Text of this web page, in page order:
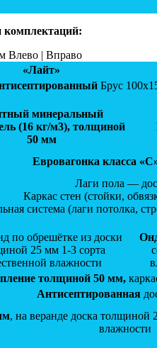
комплектаций:
Влево | Вправо
«Лайт»
Брус
минеральный
(16 кг/м3), толщиной
50 мм
Евровагонка класса
Лаги пола —
Каркас стен (стойки,
система (лаги потолка,
по обрешётке из доски
25 мм 1-3 сорта
влажности
толщиной 50 мм,
Антисептированная
, на веранде доска толщиной
влажности